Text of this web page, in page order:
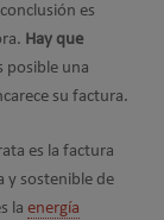
es
Hay que
posible una
su factura.
es la factura
y sostenible de
la energía